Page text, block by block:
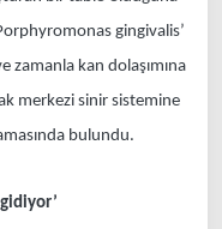
gingivalis’
zamanla kan dolaşımına
merkezi sinir sistemine
bulundu.